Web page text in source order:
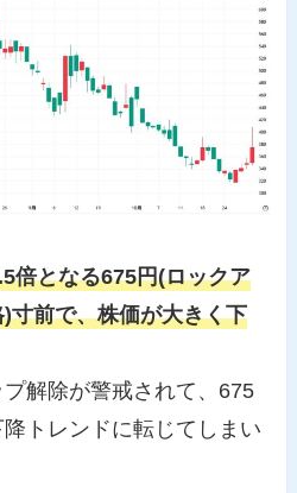
倍となる675円(ロックア
寸前で、株価が大きく下
解除が警戒されて、675
トレンドに転じてしまい